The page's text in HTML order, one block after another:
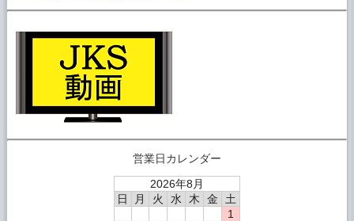
営業日カレンダー
2026年8月
日
月 火 水 木 金
土
1